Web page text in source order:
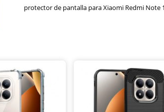
protector de pantalla para Xiaomi Redmi Note